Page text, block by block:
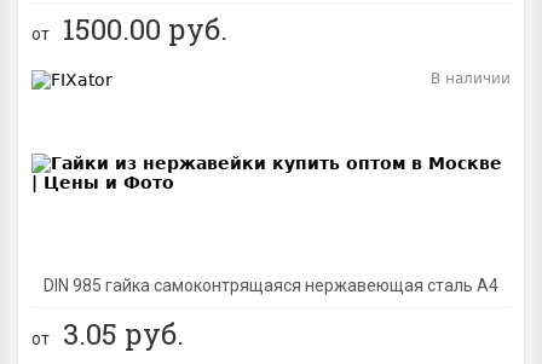
от 1500.00 руб.
DIN 985 гайка самоконтрящаяся нержавеющая сталь A4
В наличии
от 3.05 руб.